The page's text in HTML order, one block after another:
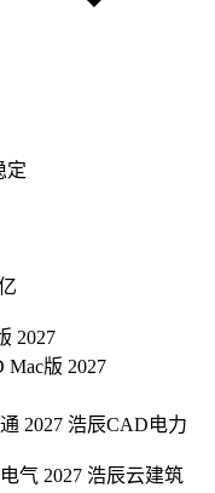
定
2027
Mac版 2027
2027 浩辰CAD电力
气 2027 浩辰云建筑